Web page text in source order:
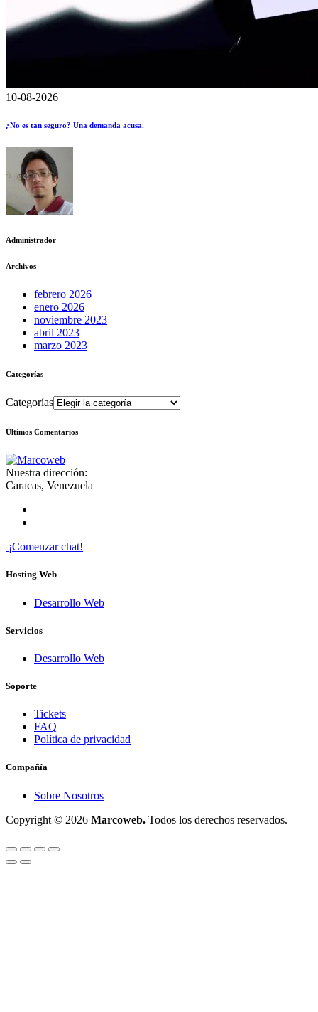
10-08-2026
¿No es tan seguro? Una demanda acusa.
Administrador
Archivos
febrero 2026
enero 2026
noviembre 2023
abril 2023
marzo 2023
Categorías
Categorías
Últimos Comentarios
Nuestra dirección:
Caracas, Venezuela
¡Comenzar chat!
Hosting Web
Desarrollo Web
Servicios
Desarrollo Web
Soporte
Tickets
FAQ
Política de privacidad
Compañía
Sobre Nosotros
Copyright © 2026 Marcoweb. Todos los derechos reservados.